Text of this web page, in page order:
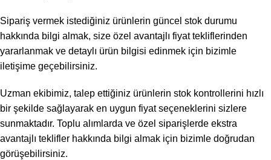
Sipariş vermek istediğiniz ürünlerin güncel stok durumu
hakkında bilgi almak, size özel avantajlı fiyat tekliflerinden
yararlanmak ve detaylı ürün bilgisi edinmek için bizimle
iletişime geçebilirsiniz.
Uzman ekibimiz, talep ettiğiniz ürünlerin stok kontrollerini hızlı
bir şekilde sağlayarak en uygun fiyat seçeneklerini sizlere
sunmaktadır. Toplu alımlarda ve özel siparişlerde ekstra
avantajlı teklifler hakkında bilgi almak için bizimle doğrudan
görüşebilirsiniz.